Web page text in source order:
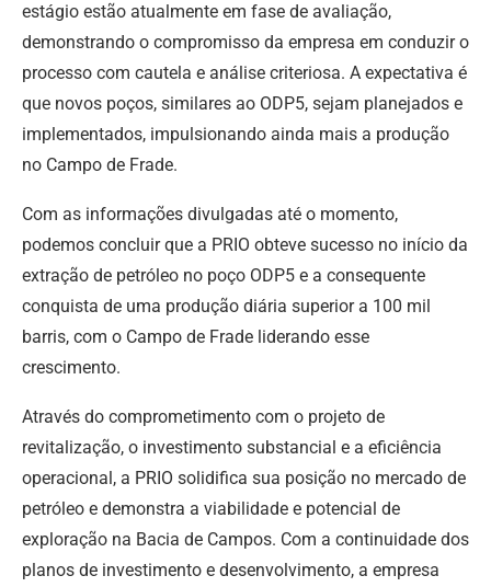
estágio estão atualmente em fase de avaliação,
demonstrando o compromisso da empresa em conduzir o
processo com cautela e análise criteriosa. A expectativa é
que novos poços, similares ao ODP5, sejam planejados e
implementados, impulsionando ainda mais a produção
no Campo de Frade.
Com as informações divulgadas até o momento,
podemos concluir que a PRIO obteve sucesso no início da
extração de petróleo no poço ODP5 e a consequente
conquista de uma produção diária superior a 100 mil
barris, com o Campo de Frade liderando esse
crescimento.
Através do comprometimento com o projeto de
revitalização, o investimento substancial e a eficiência
operacional, a PRIO solidifica sua posição no mercado de
petróleo e demonstra a viabilidade e potencial de
exploração na Bacia de Campos. Com a continuidade dos
planos de investimento e desenvolvimento, a empresa